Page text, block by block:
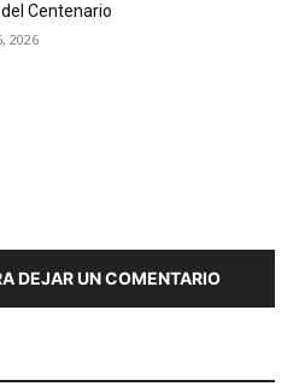
Centenario
2026
DEJAR UN COMENTARIO